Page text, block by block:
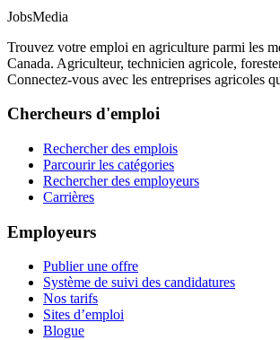
JobsMedia
Trouvez votre emploi en agriculture parmi les
Canada. Agriculteur, technicien agricole,
Connectez-vous avec les entreprises agricoles
Chercheurs d'emploi
Rechercher des emplois
Parcourir les catégories
Rechercher des employeurs
Carrières
Employeurs
Publier une offre
Système de suivi des candidatures
Nos tarifs
Sites d’emploi
Blogue